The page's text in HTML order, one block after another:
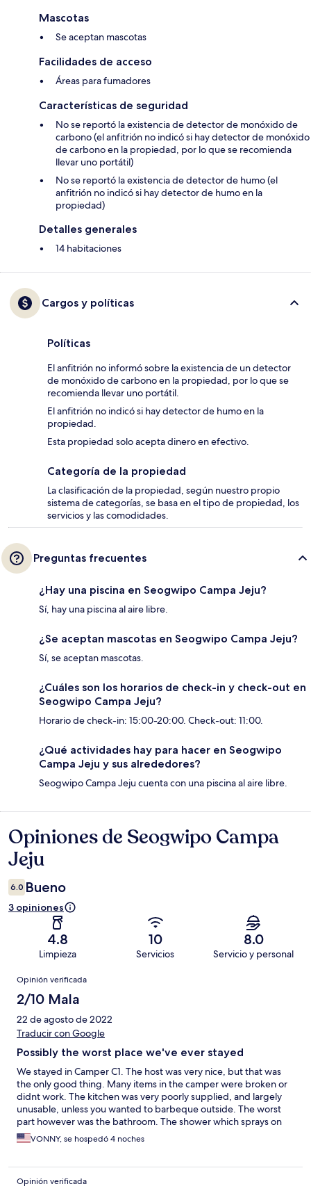
Mascotas
Se aceptan mascotas
Facilidades de acceso
Áreas para fumadores
Características de seguridad
No se reportó la existencia de detector de monóxido de
carbono (el anfitrión no indicó si hay detector de monóxido
de carbono en la propiedad, por lo que se recomienda
llevar uno portátil)
No se reportó la existencia de detector de humo (el
anfitrión no indicó si hay detector de humo en la
propiedad)
Detalles generales
14 habitaciones
Cargos y políticas
Políticas
El anfitrión no informó sobre la existencia de un detector
de monóxido de carbono en la propiedad, por lo que se
recomienda llevar uno portátil.
El anfitrión no indicó si hay detector de humo en la
propiedad.
Esta propiedad solo acepta dinero en efectivo.
Categoría de la propiedad
La clasificación de la propiedad, según nuestro propio
sistema de categorías, se basa en el tipo de propiedad, los
servicios y las comodidades.
Preguntas frecuentes
¿Hay una piscina en Seogwipo Campa Jeju?
Sí, hay una piscina al aire libre.
¿Se aceptan mascotas en Seogwipo Campa Jeju?
Sí, se aceptan mascotas.
¿Cuáles son los horarios de check-in y check-out en
Seogwipo Campa Jeju?
Horario de check-in: 15:00-20:00. Check-out: 11:00.
¿Qué actividades hay para hacer en Seogwipo
Campa Jeju y sus alrededores?
Seogwipo Campa Jeju cuenta con una piscina al aire libre.
Opiniones
Opiniones de Seogwipo Campa
Jeju
6.0 Bueno
3 opiniones
4.8
Limpieza
10
Servicios
8.0
Servicio y personal
Opiniones
Opinión verificada
2/10 Mala
22 de agosto de 2022
Traducir con Google
Possibly the worst place we've ever stayed
We stayed in Camper C1. The host was very nice, but that was
the only good thing. Many items in the camper were broken or
didnt work. The kitchen was very poorly supplied, and largely
unusable, unless you wanted to barbeque outside. The worst
part however was the bathroom. The shower which sprays on
the floor doesnt drain. The bathroom floors and walls are
covered in mold. There wasnt a proper window covering in the
guessed it, also covered in black mold. There was a hole in the
bathroom wall. The smell of mold was so overpowering that my
VONNY, se hospedó 4 noches
Opinión verificada